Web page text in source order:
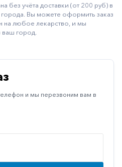
без учёта доставки (от 200 руб) в
Вы можете оформить заказ
на любое лекарство, и мы
город.
и мы перезвоним вам в